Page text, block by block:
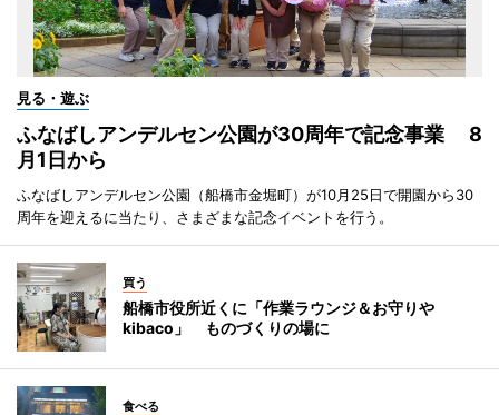
見る・遊ぶ
ふなばしアンデルセン公園が30周年で記念事業 8
月1日から
ふなばしアンデルセン公園（船橋市金堀町）が10月25日で開園から30
周年を迎えるに当たり、さまざまな記念イベントを行う。
買う
船橋市役所近くに「作業ラウンジ＆お守りや
kibaco」 ものづくりの場に
食べる